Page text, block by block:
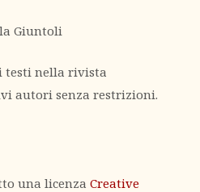
Giuntoli
nella rivista
autori senza restrizioni.
una licenza Creative